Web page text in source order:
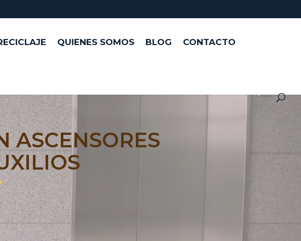
QUIENES SOMOS BLOG CONTACTO
ASCENSORES